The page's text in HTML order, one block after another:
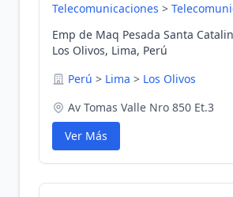
Telecomunicaciones >
Emp de Maq Pesada Santa
Los Olivos, Lima, Perú
Perú > Lima > Los Olivos
Av Tomas Valle Nro 850 Et.3
Ver Más